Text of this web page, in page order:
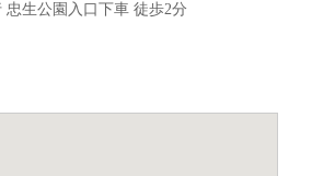
忠生公園入口下車 徒歩2分